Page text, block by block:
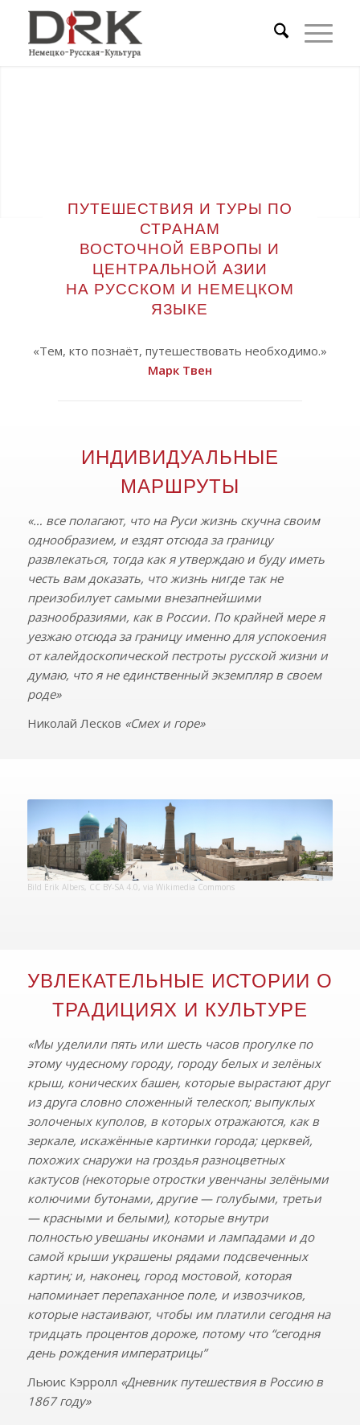
ПУТЕШЕСТВИЯ И ТУРЫ ПО
СТРАНАМ
ВОСТОЧНОЙ ЕВРОПЫ И
ЦЕНТРАЛЬНОЙ АЗИИ
НА РУССКОМ И НЕМЕЦКОМ
ЯЗЫКЕ
«Тем, кто познаёт, путешествовать необходимо.»
Марк Твен
ИНДИВИДУАЛЬНЫЕ
МАРШРУТЫ
«… все полагают, что на Руси жизнь скучна своим
однообразием, и ездят отсюда за границу
развлекаться, тогда как я утверждаю и буду иметь
честь вам доказать, что жизнь нигде так не
преизобилует самыми внезапнейшими
разнообразиями, как в России. По крайней мере я
уезжаю отсюда за границу именно для успокоения
от калейдоскопической пестроты русской жизни и
думаю, что я не единственный экземпляр в своем
роде»
Николай Лесков «Смех и горе»
Bild Erik Albers, CC BY-SA 4.0, via Wikimedia Commons
УВЛЕКАТЕЛЬНЫЕ ИСТОРИИ О
ТРАДИЦИЯХ И КУЛЬТУРЕ
«Мы уделили пять или шесть часов прогулке по
этому чудесному городу, городу белых и зелёных
крыш, конических башен, которые вырастают друг
из друга словно сложенный телескоп; выпуклых
золоченых куполов, в которых отражаются, как в
зеркале, искажённые картинки города; церквей,
похожих снаружи на гроздья разноцветных
кактусов (некоторые отростки увенчаны зелёными
колючими бутонами, другие — голубыми, третьи
— красными и белыми), которые внутри
полностью увешаны иконами и лампадами и до
самой крыши украшены рядами подсвеченных
картин; и, наконец, город мостовой, которая
напоминает перепаханное поле, и извозчиков,
которые настаивают, чтобы им платили сегодня на
тридцать процентов дороже, потому что “сегодня
день рождения императрицы”
Льюис Кэрролл «Дневник путешествия в Россию в
1867 году»